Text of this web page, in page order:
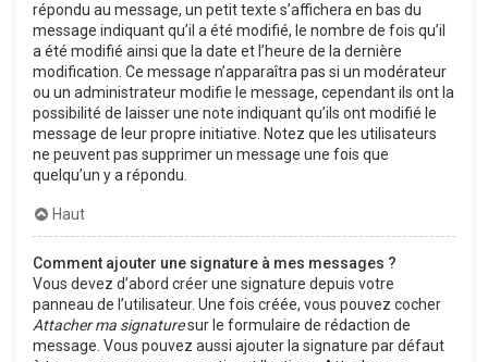
répondu au message, un petit texte s’affichera en bas du
message indiquant qu’il a été modifié, le nombre de fois qu’il
a été modifié ainsi que la date et l’heure de la dernière
modification. Ce message n’apparaîtra pas si un modérateur
ou un administrateur modifie le message, cependant ils ont la
possibilité de laisser une note indiquant qu’ils ont modifié le
message de leur propre initiative. Notez que les utilisateurs
ne peuvent pas supprimer un message une fois que
quelqu’un y a répondu.
Haut
Comment ajouter une signature à mes messages ?
Vous devez d’abord créer une signature depuis votre
panneau de l’utilisateur. Une fois créée, vous pouvez cocher
Attacher ma signaturesur le formulaire de rédaction de
message. Vous pouvez aussi ajouter la signature par défaut